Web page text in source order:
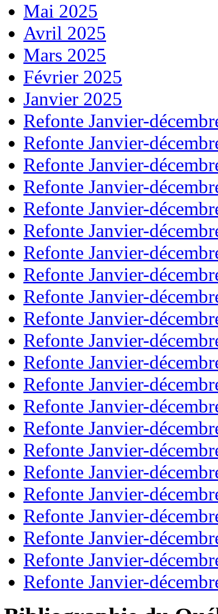
Mai 2025
Avril 2025
Mars 2025
Février 2025
Janvier 2025
Refonte Janvier-
Refonte Janvier-
Refonte Janvier-
Refonte Janvier-
Refonte Janvier-
Refonte Janvier-
Refonte Janvier-
Refonte Janvier-
Refonte Janvier-
Refonte Janvier-
Refonte Janvier-
Refonte Janvier-
Refonte Janvier-
Refonte Janvier-
Refonte Janvier-
Refonte Janvier-
Refonte Janvier-
Refonte Janvier-
Refonte Janvier-
Refonte Janvier-
Refonte Janvier-
Refonte Janvier-